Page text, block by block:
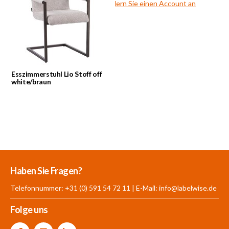
Noch kein Geschäftskunde? Fordern Sie einen Account an
Esszimmerstuhl Lio Stoff off
white/braun
Mehr als 30.000
Haben Sie Fragen?
Telefonnummer: +31 (0) 591 54 72 11 | E-Mail: info@labelwise.de
Folge uns